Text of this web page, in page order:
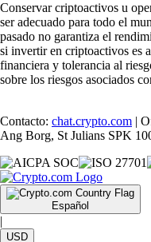
Conservar criptoactivos u
ser adecuado para todo el
pasado no garantiza el
si invertir en criptoactivos es
financiera y tolerancia al
sobre los riesgos asociados
Contacto: chat.crypto.com |
Ang Borg, St Julians SPK
Español
|
USD